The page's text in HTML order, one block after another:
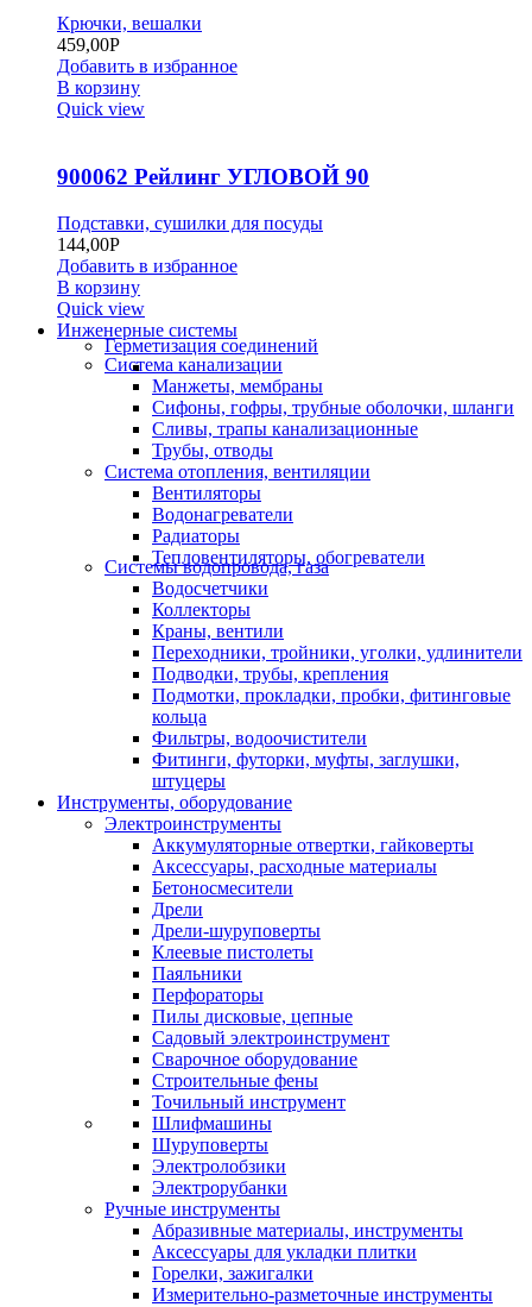
Крючки, вешалки
459,00Р
Добавить в избранное
В корзину
Quick view
900062 Рейлинг УГЛОВОЙ 90
Подставки, сушилки для посуды
144,00Р
Добавить в избранное
В корзину
Quick view
Инженерные системы
Герметизация соединений
Система канализации
Манжеты, мембраны
Сифоны, гофры, трубные оболочки, шланги
Сливы, трапы канализационные
Трубы, отводы
Система отопления, вентиляции
Вентиляторы
Водонагреватели
Радиаторы
Тепловентиляторы, обогреватели
Системы водопровода, газа
Водосчетчики
Коллекторы
Краны, вентили
Переходники, тройники, уголки, удлинители
Подводки, трубы, крепления
Подмотки, прокладки, пробки, фитинговые
кольца
Фильтры, водоочистители
Фитинги, футорки, муфты, заглушки,
штуцеры
Инструменты, оборудование
Электроинструменты
Аккумуляторные отвертки, гайковерты
Аксессуары, расходные материалы
Бетоносмесители
Дрели
Дрели-шуруповерты
Клеевые пистолеты
Паяльники
Перфораторы
Пилы дисковые, цепные
Садовый электроинструмент
Сварочное оборудование
Строительные фены
Точильный инструмент
Шлифмашины
Шуруповерты
Электролобзики
Электрорубанки
Ручные инструменты
Абразивные материалы, инструменты
Аксессуары для укладки плитки
Горелки, зажигалки
Измерительно-разметочные инструменты